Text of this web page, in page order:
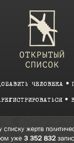
ЧЕЛОВЕКА
жертв
уже 3 352 832